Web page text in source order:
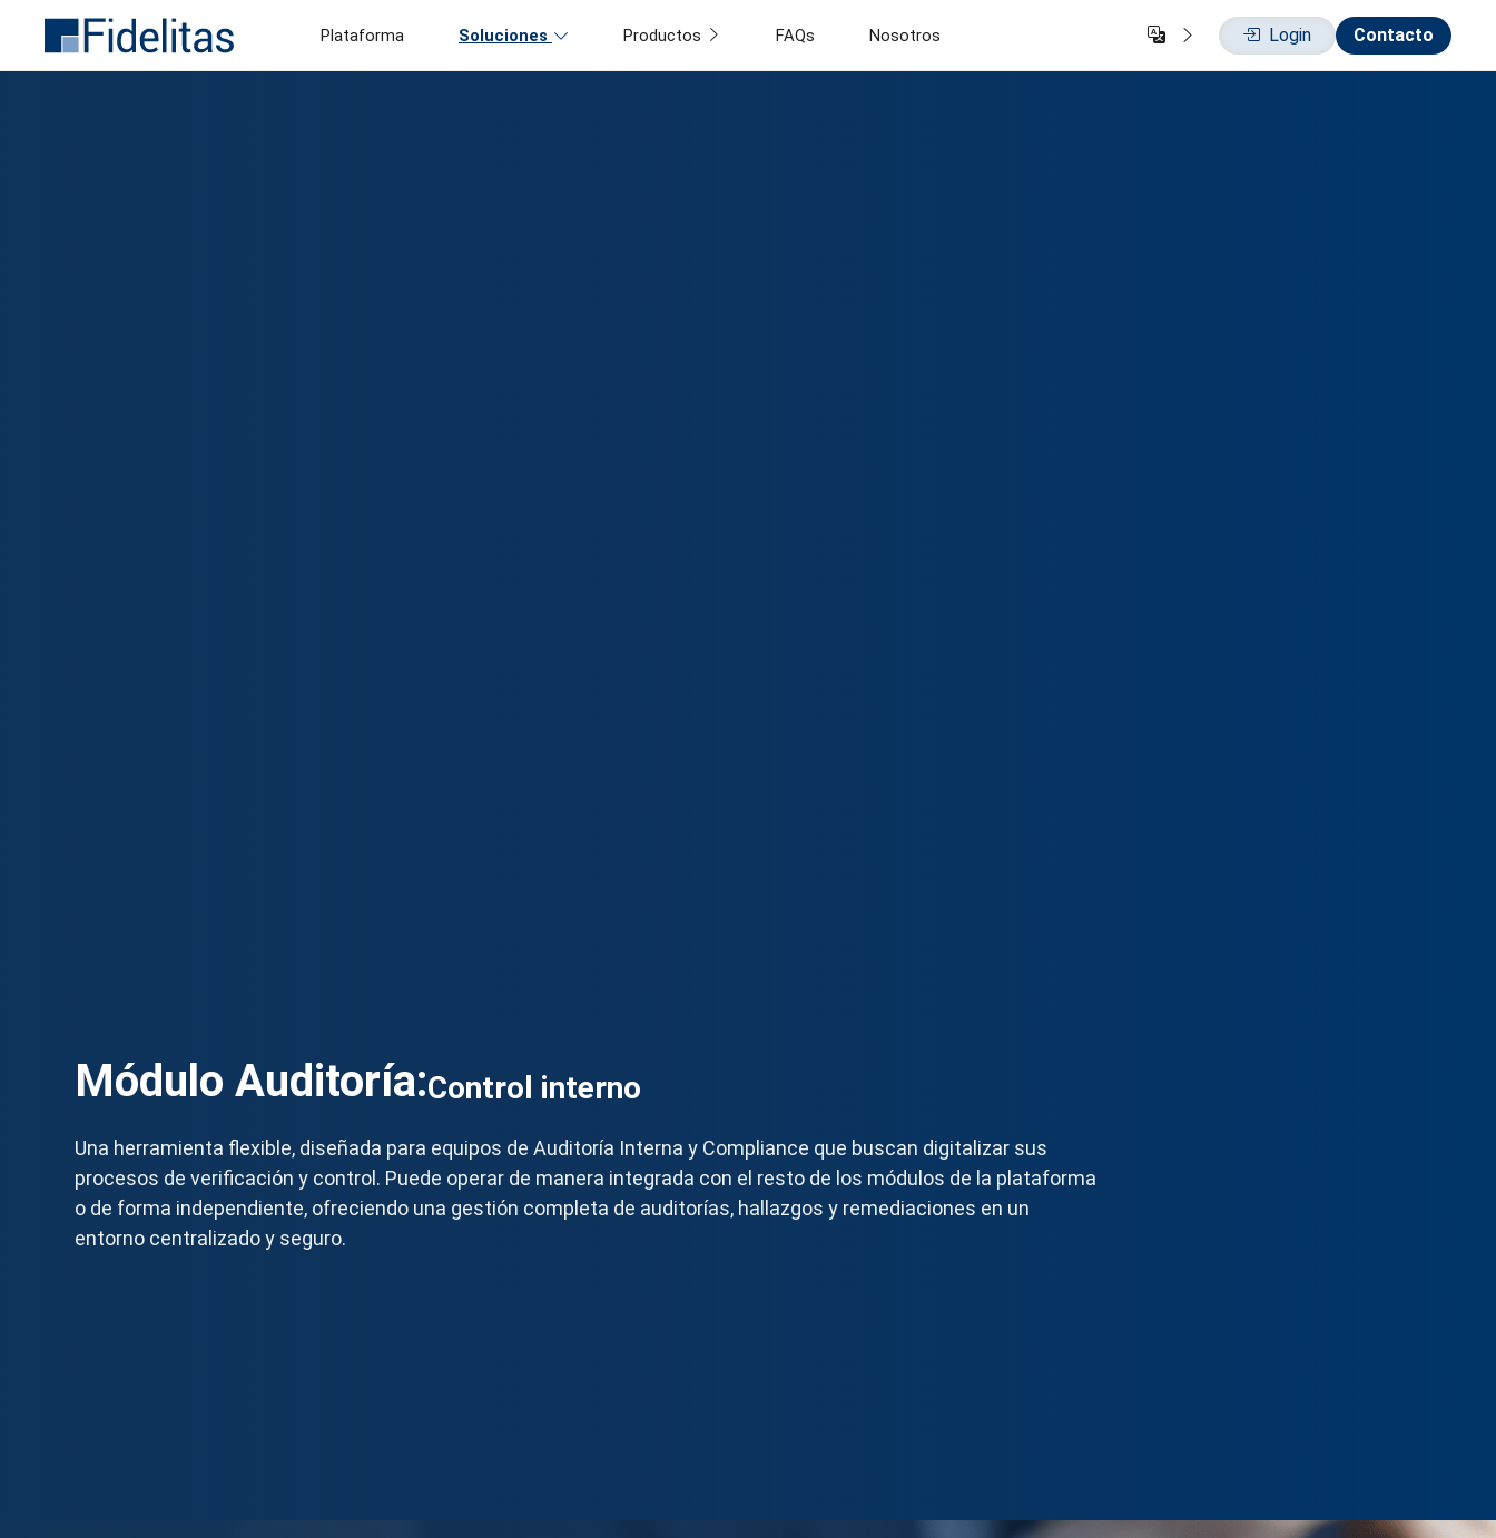
Plataforma Soluciones Productos FAQs Nosotros Login Contacto
Módulo Auditoría:Control interno
Una herramienta flexible, diseñada para equipos de Auditoría Interna y Compliance que buscan digitalizar sus
procesos de verificación y control. Puede operar de manera integrada con el resto de los módulos de la plataforma
o de forma independiente, ofreciendo una gestión completa de auditorías, hallazgos y remediaciones en un
entorno centralizado y seguro.